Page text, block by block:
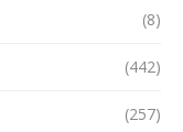
(8)
(442)
(257)